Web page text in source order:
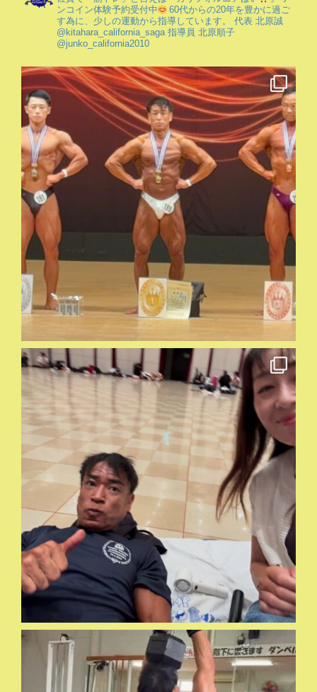
ンコイン体験予約受付中
60代からの20年を豊かに過ご
す為に、少しの運動から指導しています。
代表 北原誠
@kitahara_california_saga 指導員 北原順子
@junko_california2010